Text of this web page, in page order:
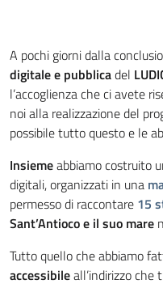
A pochi giorni dalla
digitale e pubblicadel
l’accoglienza che ci avete
noi alla realizzazione del
possibile tutto questo e le
Insiemeabbiamo costruito
digitali, organizzati in una
permesso di raccontare 15
Sant’Antioco e il suo mare
Tutto quello che abbiamo
accessibileall’indirizzo